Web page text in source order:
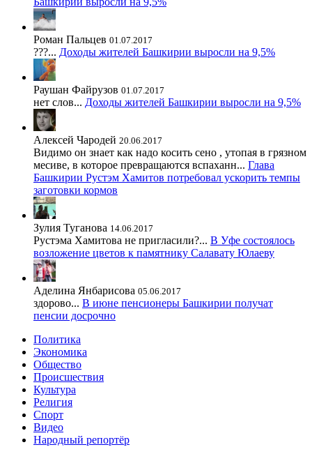
Роман Пальцев 01.07.2017
???... Доходы жителей Башкирии выросли на 9,5%
Раушан Файрузов 01.07.2017
нет слов... Доходы жителей Башкирии выросли на 9,5%
Алексей Чародей 20.06.2017
Видимо он знает как надо косить сено , утопая в грязном
месиве, в которое превращаются вспаханн... Глава
Башкирии Рустэм Хамитов потребовал ускорить темпы
заготовки кормов
Зулия Туганова 14.06.2017
Рустэма Хамитова не пригласили?... В Уфе состоялось
возложение цветов к памятнику Салавату Юлаеву
Аделина Янбарисова 05.06.2017
здорово... В июне пенсионеры Башкирии получат
пенсии досрочно
Политика
Экономика
Общество
Происшествия
Культура
Религия
Спорт
Видео
Народный репортёр